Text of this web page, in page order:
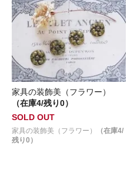
家具の装飾美（フラワー）
（在庫4/残り0）
SOLD OUT
家具の装飾美（フラワー）
（在庫4/
残り0）